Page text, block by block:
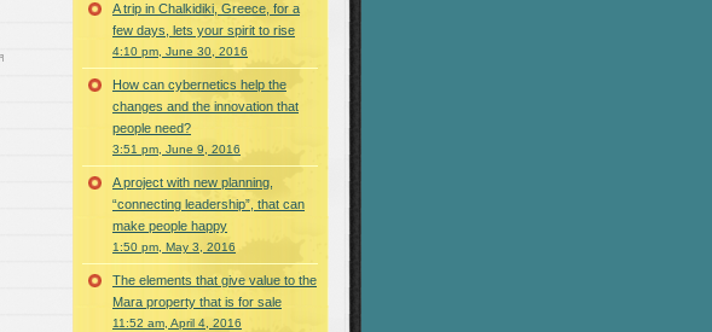
A trip in Chalkidiki, Greece, for a
few days, lets your spirit to rise
4:10 pm, June 30, 2016
How can cybernetics help the
changes and the innovation that
people need?
3:51 pm, June 9, 2016
A project with new planning,
“connecting leadership”, that can
make people happy
1:50 pm, May 3, 2016
The elements that give value to the
Mara property that is for sale
11:52 am, April 4, 2016